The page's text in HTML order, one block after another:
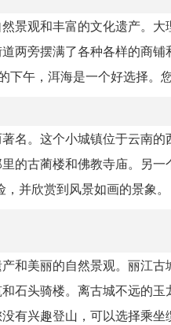
景观和丰富的文化遗产。
两旁摆满了各种各样的商
下午，洱海是一个好选择
名。这个小城镇位于云南
的古蔺楼和佛教寺庙。另
并欣赏到风景如画的景象。
和美丽的自然景观。丽江
石头骑楼。离古城不远的
有兴趣登山，可以选择乘坐